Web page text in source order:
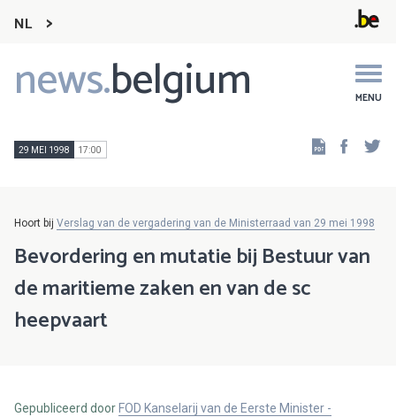
NL
news.belgium MENU
Main
navigation
29 MEI 1998 17:00
Hoort bij Verslag van de vergadering van de Ministerraad van 29 mei 1998
Bevordering en mutatie bij Bestuur van
de maritieme zaken en van de sc
heepvaart
Gepubliceerd door FOD Kanselarij van de Eerste Minister -